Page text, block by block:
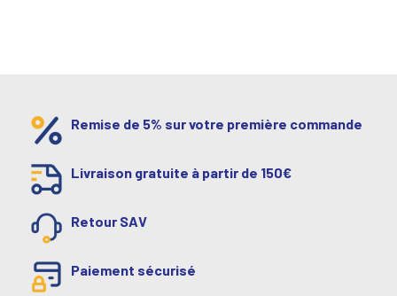
Remise de 5% sur votre première commande
Livraison gratuite à partir de 150€
Retour SAV
Paiement sécurisé